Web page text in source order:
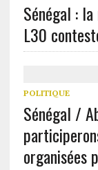
Sénégal :
L30
POLITIQUE
Sénégal /
organisées